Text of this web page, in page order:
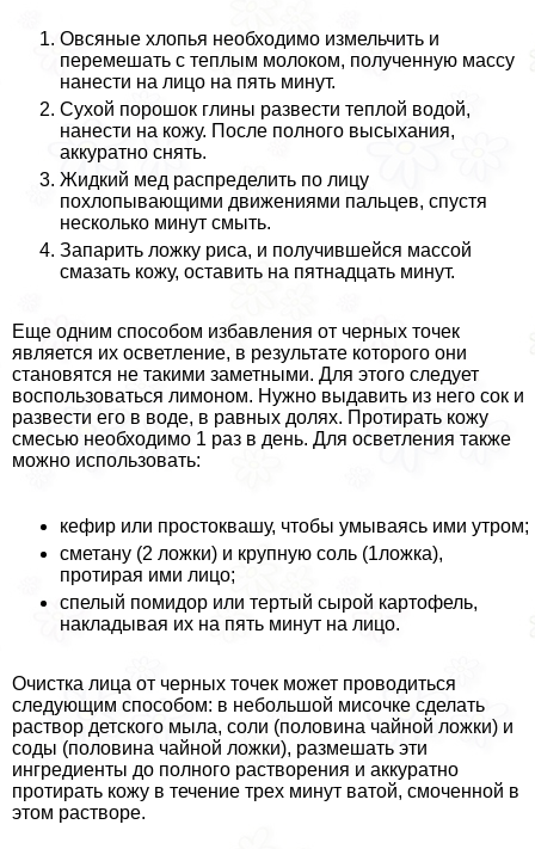
Овсяные хлопья необходимо измельчить и
перемешать с теплым молоком, полученную массу
нанести на лицо на пять минут.
Сухой порошок глины развести теплой водой,
нанести на кожу. После полного высыхания,
аккуратно снять.
Жидкий мед распределить по лицу
похлопывающими движениями пальцев, спустя
несколько минут смыть.
Запарить ложку риса, и получившейся массой
смазать кожу, оставить на пятнадцать минут.
Еще одним способом избавления от черных точек
является их осветление, в результате которого они
становятся не такими заметными. Для этого следует
воспользоваться лимоном. Нужно выдавить из него сок и
развести его в воде, в равных долях. Протирать кожу
смесью необходимо 1 раз в день. Для осветления также
можно использовать:
кефир или простоквашу, чтобы умываясь ими утром;
сметану (2 ложки) и крупную соль (1ложка),
протирая ими лицо;
спелый помидор или тертый сырой картофель,
накладывая их на пять минут на лицо.
Очистка лица от черных точек может проводиться
следующим способом: в небольшой мисочке сделать
раствор детского мыла, соли (половина чайной ложки) и
соды (половина чайной ложки), размешать эти
ингредиенты до полного растворения и аккуратно
протирать кожу в течение трех минут ватой, смоченной в
этом растворе.